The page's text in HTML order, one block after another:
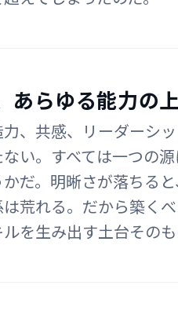
あらゆる能力の
力、共感、リーダーシ
い。すべては一つの
だ。明晰さが落ちる
は荒れる。だから築く
を生み出す土台そのも